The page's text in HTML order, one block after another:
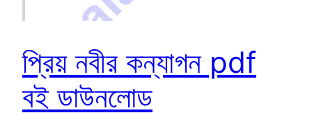
প্রিয় নবীর কন্যাগন pdf
বই ডাউনলোড